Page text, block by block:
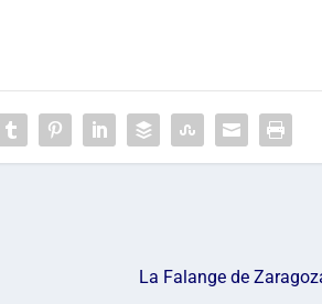
La Falange de